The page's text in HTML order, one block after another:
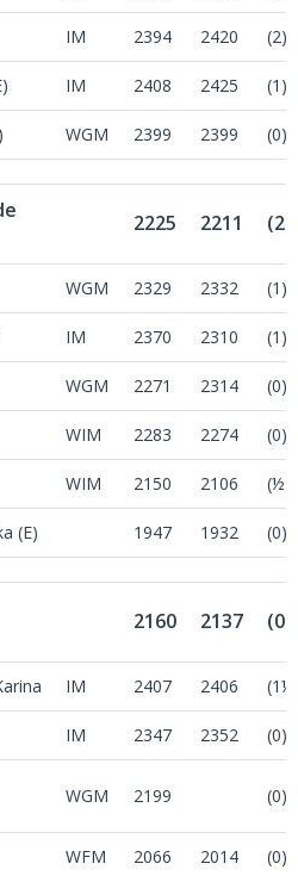
IM 2394 2420 (2)
IM 2408 2425 (1)
WGM 2399 2399 (0)
2225 2211 (2)
WGM 2329 2332 (1)
IM 2370 2310 (1)
WGM 2271 2314 (0)
WIM 2283 2274 (0)
WIM 2150 2106 (½)
(E) 1947 1932 (0)
2160 2137 (0)
IM 2407 2406
IM 2347 2352 (0)
WGM 2199 (0)
WFM 2066 2014 (0)